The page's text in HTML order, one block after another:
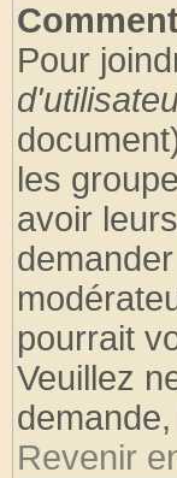
Pour
les
avoir
pourrait
Veuillez
Revenir